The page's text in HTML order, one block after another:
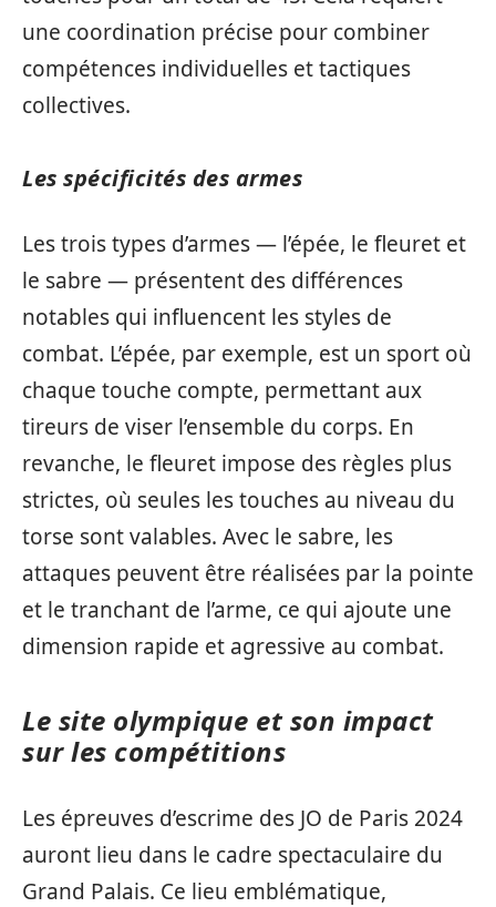
une coordination précise pour combiner
compétences individuelles et tactiques
collectives.
Les spécificités des armes
Les trois types d’armes — l’épée, le fleuret et
le sabre — présentent des différences
notables qui influencent les styles de
combat. L’épée, par exemple, est un sport où
chaque touche compte, permettant aux
tireurs de viser l’ensemble du corps. En
revanche, le fleuret impose des règles plus
strictes, où seules les touches au niveau du
torse sont valables. Avec le sabre, les
attaques peuvent être réalisées par la pointe
et le tranchant de l’arme, ce qui ajoute une
dimension rapide et agressive au combat.
Le site olympique et son impact
sur les compétitions
Les épreuves d’escrime des JO de Paris 2024
auront lieu dans le cadre spectaculaire du
Grand Palais. Ce lieu emblématique,